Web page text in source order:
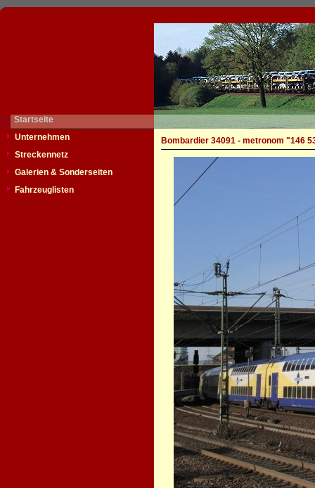
Startseite
Unternehmen
Streckennetz
Galerien & Sonderseiten
Fahrzeuglisten
Bombardier 34091 - metronom "146